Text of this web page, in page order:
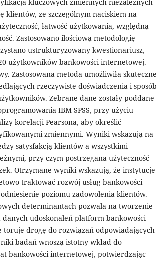
klientów, ze szczególnym naciskiem na
łatwość użytkowania, względną
Zastosowano ilościową metodologię
ustrukturyzowany kwestionariusz,
użytkowników bankowości internetowej.
Zastosowana metoda umożliwiła skuteczne
rzeczywiste doświadczenia i sposób
Zebrane dane zostały poddane
IBM SPSS, przy użyciu
korelacji Pearsona, aby określić
zmiennymi. Wyniki wskazują na
satysfakcją klientów a wszystkimi
przy czym postrzegana użyteczność
Otrzymane wyniki wskazują, że instytucje
traktować rozwój usług bankowości
poziomu zadowolenia klientów.
determinantach pozwala na tworzenie
udoskonaleń platform bankowości
drogę do rozwiązań odpowiadających
badań wnoszą istotny wkład do
bankowości internetowej, potwierdzając